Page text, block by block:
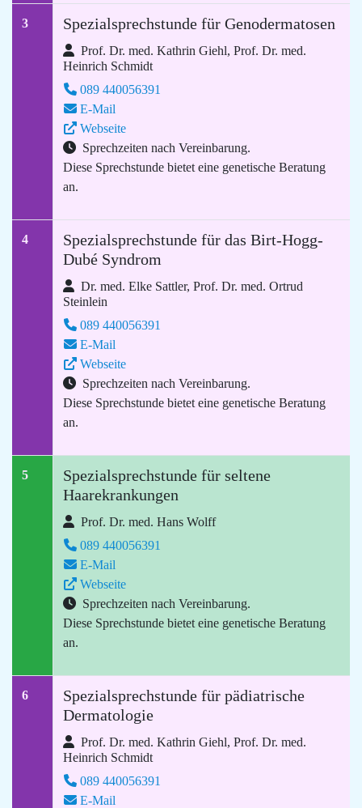
3 Spezialsprechstunde für Genodermatosen
Prof. Dr. med. Kathrin Giehl, Prof. Dr. med.
Heinrich Schmidt
089 440056391
E-Mail
Webseite
Sprechzeiten nach Vereinbarung.
Diese Sprechstunde bietet eine genetische Beratung
an.
4
Spezialsprechstunde für das Birt-Hogg-
Dubé Syndrom
Dr. med. Elke Sattler, Prof. Dr. med. Ortrud
Steinlein
089 440056391
E-Mail
Webseite
Sprechzeiten nach Vereinbarung.
Diese Sprechstunde bietet eine genetische Beratung
an.
5
Spezialsprechstunde für seltene
Haarekrankungen
Prof. Dr. med. Hans Wolff
089 440056391
E-Mail
Webseite
Sprechzeiten nach Vereinbarung.
Diese Sprechstunde bietet eine genetische Beratung
an.
6
Spezialsprechstunde für pädiatrische
Dermatologie
Prof. Dr. med. Kathrin Giehl, Prof. Dr. med.
Heinrich Schmidt
089 440056391
E-Mail